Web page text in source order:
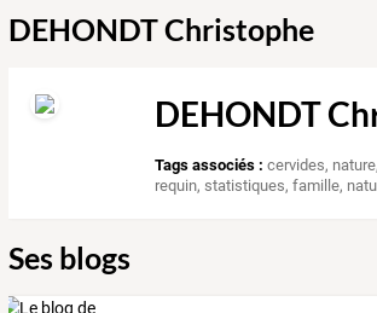
DEHONDT Christophe
DEHONDT
Tags associés : cervides, nature,
requin,statistiques,famille,
Ses blogs